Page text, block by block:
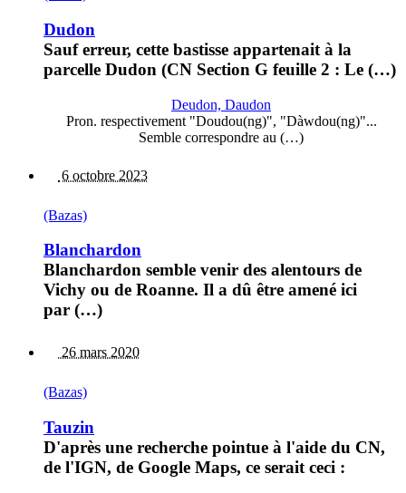
Dudon
Sauf erreur, cette bastisse appartenait à la
parcelle Dudon (CN Section G feuille 2 : Le (…)
Deudon, Daudon
Pron. respectivement "Doudou(ng)", "Dàwdou(ng)"...
Semble correspondre au (…)
6 octobre 2023
(Bazas)
Blanchardon
Blanchardon semble venir des alentours de
Vichy ou de Roanne. Il a dû être amené ici
par (…)
26 mars 2020
(Bazas)
Tauzin
D'après une recherche pointue à l'aide du CN,
de l'IGN, de Google Maps, ce serait ceci :